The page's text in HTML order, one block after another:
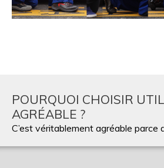
POURQUOI CHOISIR
AGRÉABLE ?
C’est véritablement agréable parce